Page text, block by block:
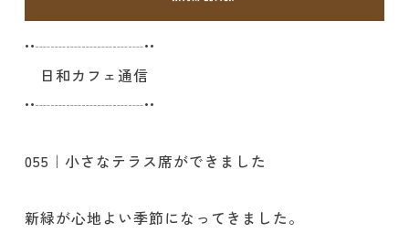
••┈┈┈┈┈┈┈••
日和カフェ通信
••┈┈┈┈┈┈┈••
055｜小さなテラス席ができました
新緑が心地よい季節になってきました。